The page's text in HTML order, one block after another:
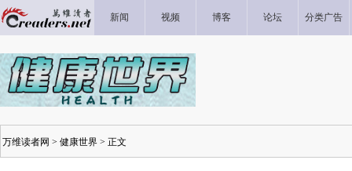
新闻 视频 博客 论坛 分类广告
万维读者网 > 健康世界 > 正文